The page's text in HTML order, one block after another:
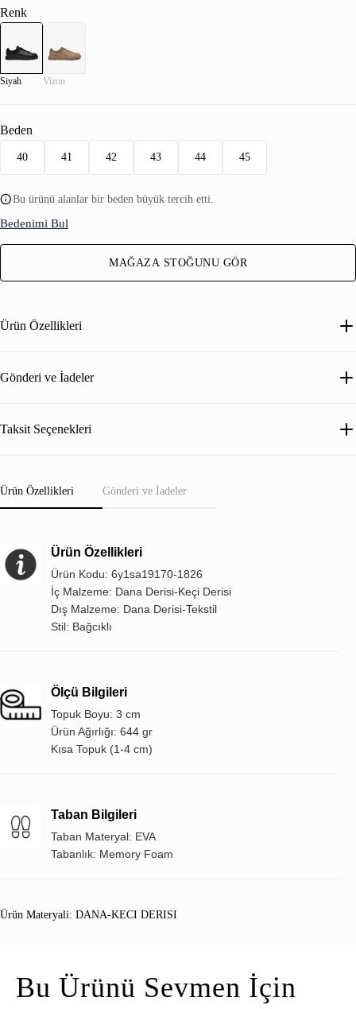
Renk
Siyah Vizon
Beden
40 41 42 43 44 45
Bu ürünü alanlar bir beden büyük tercih etti.
Bedenimi Bul
MAĞAZA STOĞUNU GÖR
Ürün Özellikleri
Gönderi ve İadeler
Taksit Seçenekleri
Ürün Özellikleri Gönderi ve İadeler
Ürün Özellikleri
Ürün Kodu: 6y1sa19170-1826
İç Malzeme: Dana Derisi-Keçi Derisi
Dış Malzeme: Dana Derisi-Tekstil
Stil: Bağcıklı
Ölçü Bilgileri
Topuk Boyu: 3 cm
Ürün Ağırlığı: 644 gr
Kısa Topuk (1-4 cm)
Taban Bilgileri
Taban Materyal: EVA
Tabanlık: Memory Foam
Ürün Materyali: DANA-KECI DERISI
Bu Ürünü Sevmen İçin